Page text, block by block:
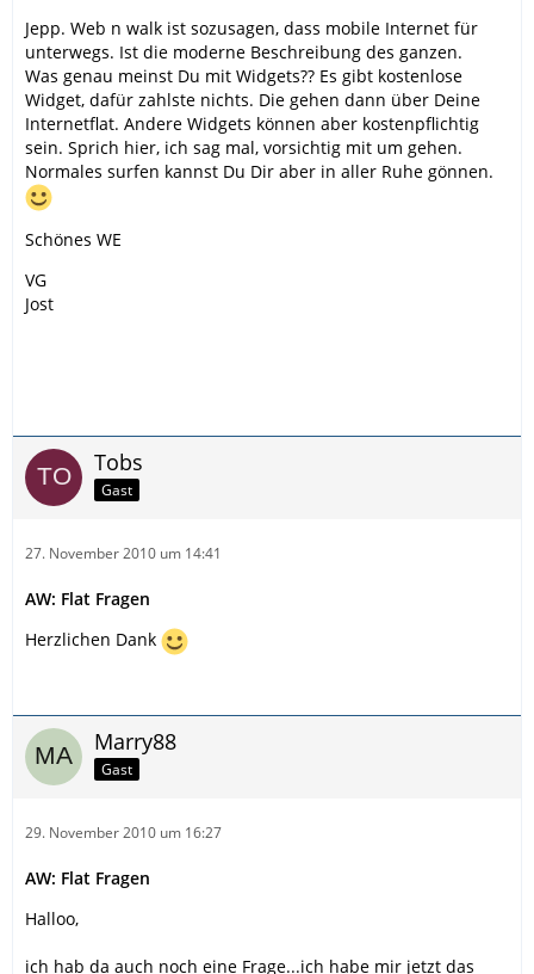
Jepp. Web n walk ist sozusagen, dass mobile Internet für
unterwegs. Ist die moderne Beschreibung des ganzen.
Was genau meinst Du mit Widgets?? Es gibt kostenlose
Widget, dafür zahlste nichts. Die gehen dann über Deine
Internetflat. Andere Widgets können aber kostenpflichtig
sein. Sprich hier, ich sag mal, vorsichtig mit um gehen.
Normales surfen kannst Du Dir aber in aller Ruhe gönnen.
Schönes WE
VG
Jost
Tobs
Gast
27. November 2010 um 14:41
AW: Flat Fragen
Herzlichen Dank
Marry88
Gast
29. November 2010 um 16:27
AW: Flat Fragen
Halloo,
ich hab da auch noch eine Frage...ich habe mir jetzt das